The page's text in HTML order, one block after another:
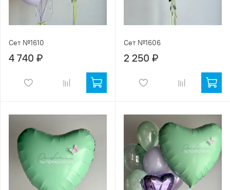
Сет №1610
4 740 ₽
Сет №1606
2 250 ₽